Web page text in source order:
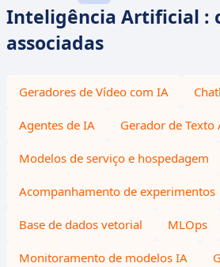
Inteligência Artificial :
associadas
Geradores de Vídeo com IA
Agentes de IA Gerador de Texto
Modelos de serviço e hospedagem
Acompanhamento de experimentos
Base de dados vetorial MLOps
Monitoramento de modelos IA